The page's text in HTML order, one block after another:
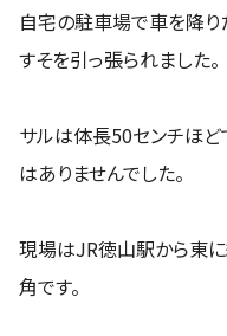
自宅の駐車場で車を降り
すそを引っ張られました。
サルは体長50センチほ
はありませんでした。
現場はJR徳山駅から東
角です。